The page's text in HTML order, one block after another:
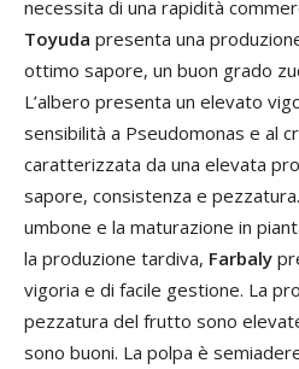
necessita di una rapidità
Toyuda presenta una
ottimo sapore, un buon grado
L’albero presenta un elevato
sensibilità a Pseudomonas e al
caratterizzata da una elevata
sapore, consistenza e
umbone e la maturazione in
la produzione tardiva, Farbaly
vigoria e di facile gestione. La
pezzatura del frutto sono
sono buoni. La polpa è